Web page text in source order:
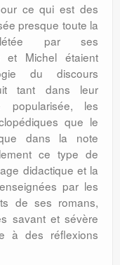
ce qui est des
presque toute la
par ses
et Michel étaient
du discours
tant dans leur
popularisée, les
que le
dans la note
ce type de
didactique et la
par les
de ses romans,
savant et sévère
à des réflexions